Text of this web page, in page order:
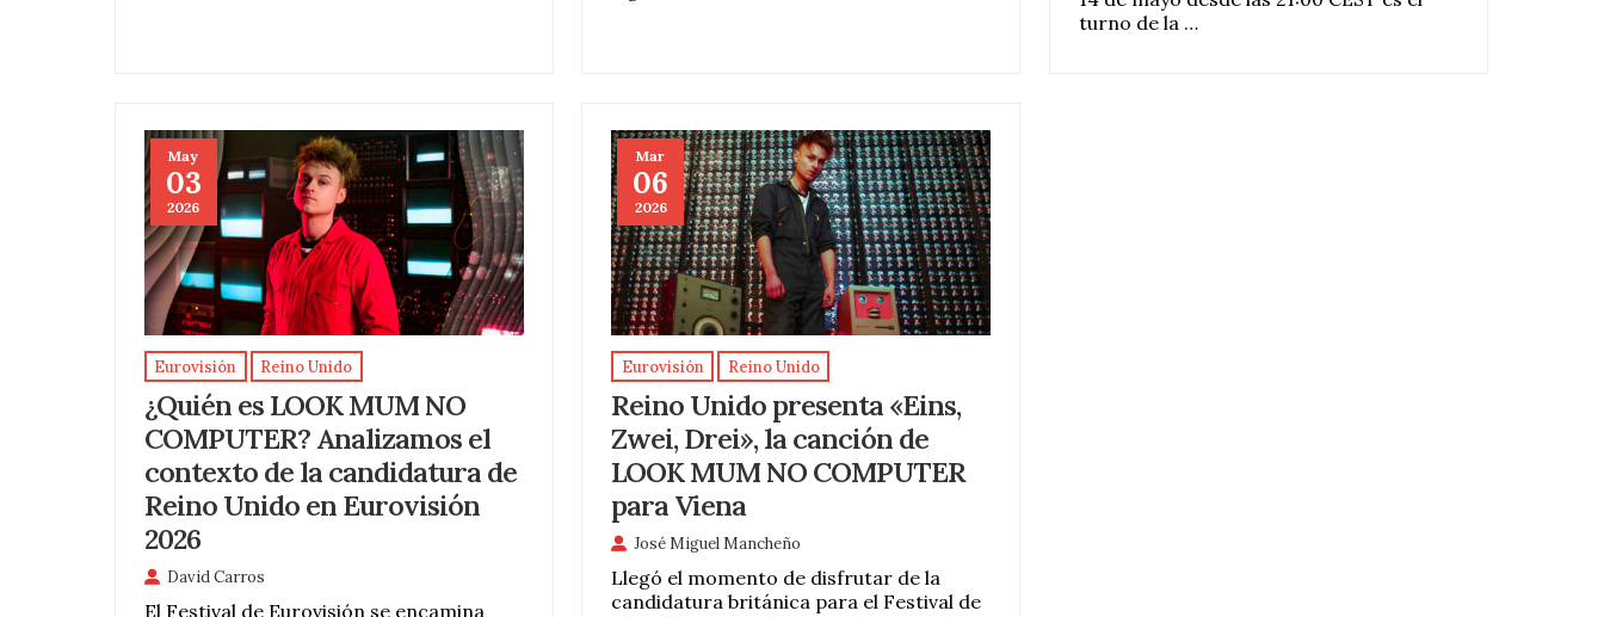
turno de la …
May
03
2026
Eurovisión Reino Unido
¿Quién es LOOK MUM NO
COMPUTER? Analizamos el
contexto de la candidatura de
Reino Unido en Eurovisión
2026
David Carros
El Festival de Eurovisión se encamina
Mar
06
2026
Eurovisión Reino Unido
Reino Unido presenta «Eins,
Zwei, Drei», la canción de
LOOK MUM NO COMPUTER
para Viena
José Miguel Mancheño
Llegó el momento de disfrutar de la
candidatura británica para el Festival de